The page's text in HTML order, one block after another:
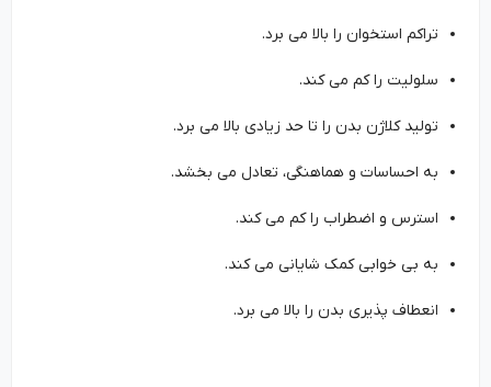
تراکم استخوان را بالا می برد.
سلولیت را کم می کند.
تولید کلاژن بدن را تا حد زیادی بالا می برد.
به احساسات و هماهنگی، تعادل می بخشد.
استرس و اضطراب را کم می کند.
به بی خوابی کمک شایانی می کند.
انعطاف پذیری بدن را بالا می برد.